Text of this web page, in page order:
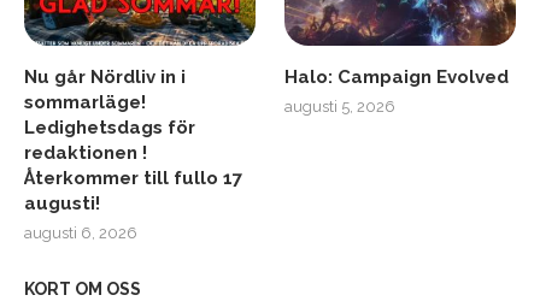
Nu går Nördliv in i
sommarläge!
Ledighetsdags för
redaktionen !
Återkommer till fullo 17
augusti!
augusti 6, 2026
Halo: Campaign Evolved
augusti 5, 2026
KORT OM OSS